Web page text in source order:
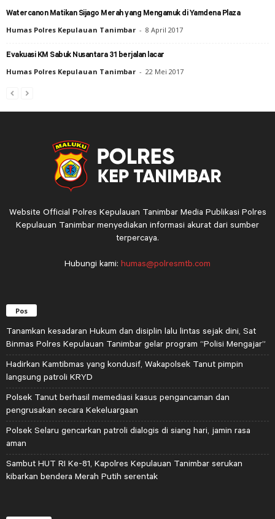
Watercanon Matikan Sijago Merah yang Mengamuk di Yamdena Plaza
Humas Polres Kepulauan Tanimbar - 8 April 2017
Evakuasi KM Sabuk Nusantara 31 berjalan lacar
Humas Polres Kepulauan Tanimbar - 22 Mei 2017
Website Official Polres Kepulauan Tanimbar Media Publikasi Polres
Kepulauan Tanimbar menyediakan informasi akurat dari sumber
terpercaya.
Hubungi kami: humas@polresmtb.com
Pos
Tanamkan kesadaran Hukum dan disiplin lalu lintas sejak dini, Sat
Binmas Polres Kepulauan Tanimbar gelar program “Polisi Mengajar”
Hadirkan Kamtibmas yang kondusif, Wakapolsek Tanut pimpin
langsung patroli KRYD
Polsek Tanut berhasil memediasi kasus pengancaman dan
pengrusakan secara Kekeluargaan
Polsek Selaru gencarkan patroli dialogis di siang hari, jamin rasa
aman
Sambut HUT RI Ke-81, Kapolres Kepulauan Tanimbar serukan
kibarkan bendera Merah Putih serentak